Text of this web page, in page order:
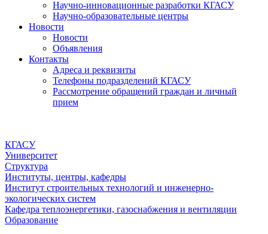
Научно-инновационные разработки КГАСУ
Научно-образовательные центры
Новости
Новости
Объявления
Контакты
Адреса и реквизиты
Телефоны подразделений КГАСУ
Рассмотрение обращений граждан и личный
прием
КГАСУ
Университет
Структура
Институты, центры, кафедры
Институт строительных технологий и инженерно-
экологических систем
Кафедра теплоэнергетики, газоснабжения и вентиляции
Образование